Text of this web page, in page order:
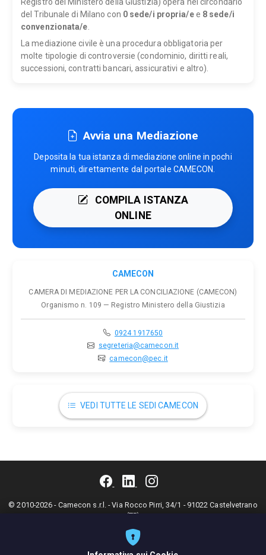
Registro del Ministero della Giustizia) opera nel circondario
del Tribunale di Milano con 0 sede/i propria/ee 8 sede/i
convenzionata/e.
La mediazione civile è una procedura obbligatoria per
molte tipologie di controversie (condominio, diritti reali,
successioni, contratti bancari, assicurativi e altro).
Avvia una Mediazione
Deposita la tua istanza di mediazione online in pochi
minuti, direttamente dal portale CAMECON.
COMPILA ISTANZA
ONLINE
CAMECON
CAMERA DI MEDIAZIONE PER LA CONCILIAZIONE (CAMECON)
Organismo n. 109 — Registro Ministero della Giustizia
0924 1917650
segreteria@camecon.it
camecon@pec.it
VEDI TUTTE LE SEDI CAMECON
© 2010-2026 - Camecon s.r.l. - Via Rocco Pirri, 34/1 - 91022 Castelvetrano
(TP)
Codice fiscale: 90017090813 - P.IVA: 02392910812 - Cod. Destinatario:
KRRH6B9 - Tel. 0924 1917650 - Fax 0924 1916950 - Email:
segreteria@camecon.it
- PEC: camecon@pec.it